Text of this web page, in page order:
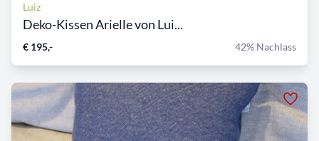
Luiz
Deko-Kissen Arielle von Lui...
€ 195,- 42% Nachlass